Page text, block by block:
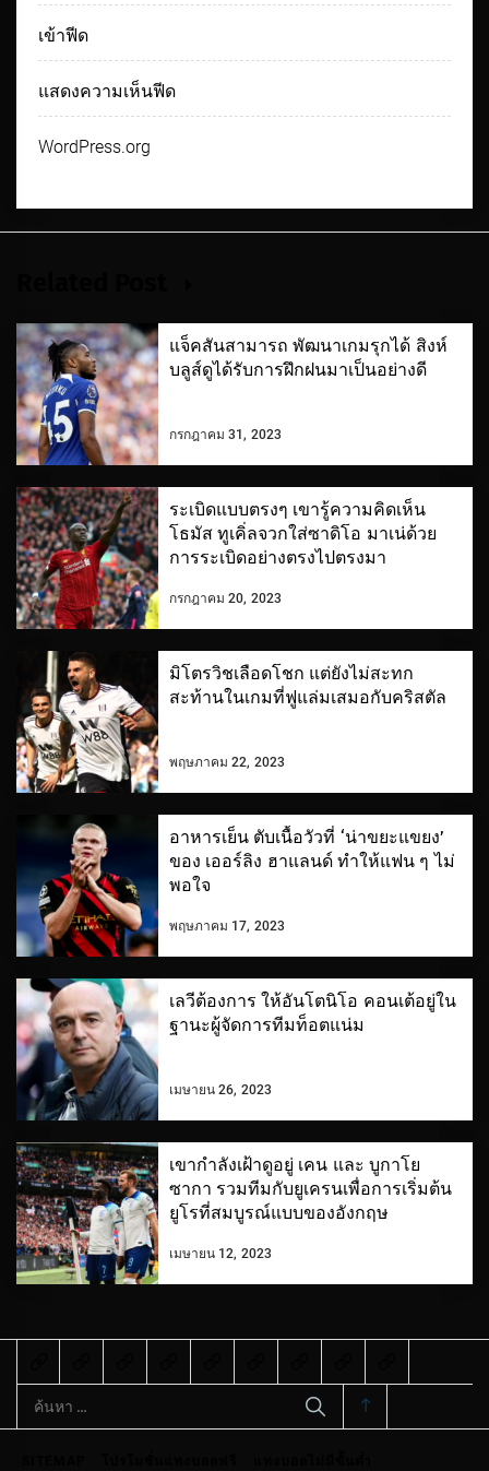
เข้าฟีด
แสดงความเห็นฟีด
WordPress.org
แจ็คสันสามารถ พัฒนาเกมรุกได้ สิงห์
บลูส์ดูได้รับการฝึกฝนมาเป็นอย่างดี
กรกฎาคม 31, 2023
ระเบิดแบบตรงๆ เขารู้ความคิดเห็น
โธมัส ทูเคิ่ลจวกใส่ซาดิโอ มาเน่ด้วย
การระเบิดอย่างตรงไปตรงมา
กรกฎาคม 20, 2023
มิโตรวิชเลือดโชก แต่ยังไม่สะทก
สะท้านในเกมที่ฟูแล่มเสมอกับคริสตัล
พฤษภาคม 22, 2023
อาหารเย็น ตับเนื้อวัวที่ ‘น่าขยะแขยง’
ของ เออร์ลิง ฮาแลนด์ ทำให้แฟน ๆ ไม่
พอใจ
พฤษภาคม 17, 2023
เลวีต้องการ ให้อันโตนิโอ คอนเต้อยู่ใน
ฐานะผู้จัดการทีมท็อตแน่ม
เมษายน 26, 2023
เขากำลังเฝ้าดูอยู่ เคน และ บูกาโย
ซากา รวมทีมกับยูเครนเพื่อการเริ่มต้น
ยูโรที่สมบูรณ์แบบของอังกฤษ
เมษายน 12, 2023
ค้นหา
สำหรับ: